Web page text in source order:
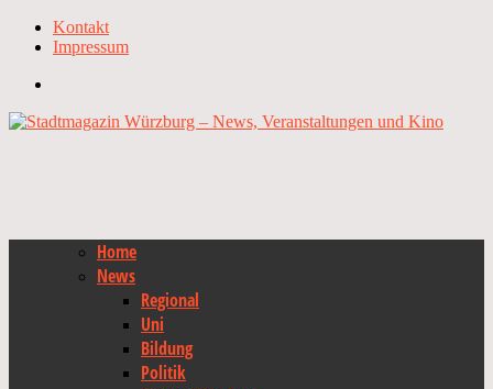
Kontakt
Impressum
Home
News
Regional
Uni
Bildung
Politik